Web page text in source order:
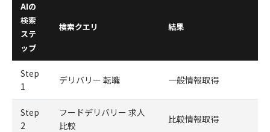
AIの
検索
ステ
ップ
検索クエリ 結果
Step
1
デリバリー 転職 一般情報取得
Step
2
フードデリバリー 求人
比較
比較情報取得